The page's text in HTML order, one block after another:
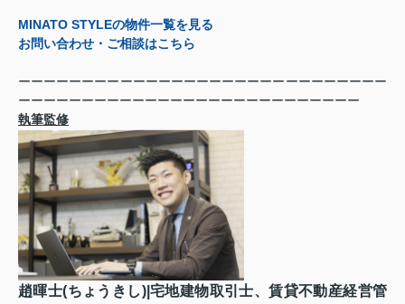
MINATO STYLEの物件一覧を見る
お問い合わせ・ご相談はこちら
ーーーーーーーーーーーーーーーーーーーーーーーーーーーーー
ーーーーーーーーーーーーーーーーーーーーーーーーーーー
執筆監修
趙暉士(ちょうきし)|宅地建物取引士、賃貸不動産経営管